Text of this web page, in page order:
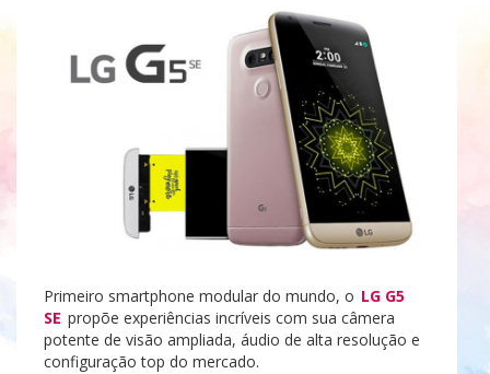
Primeiro smartphone modular do mundo, o LG G5
SE propõe experiências incríveis com sua câmera
potente de visão ampliada, áudio de alta resolução e
configuração top do mercado.